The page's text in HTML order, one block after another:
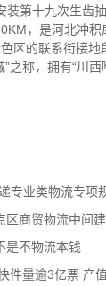
装第十九次生齿
，是河北冲积
区的联系衔接地
称，拥有“川西
专业类物流专项
区商贸物流中间建
是不物流本钱
件量逾3亿票 产